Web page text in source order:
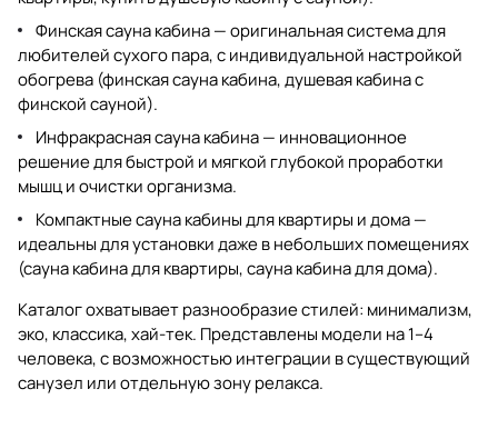
Финская сауна кабина — оригинальная система для
любителей сухого пара, с индивидуальной настройкой
обогрева (финская сауна кабина,душевая кабина с
финской сауной).
Инфракрасная сауна кабина — инновационное
решение для быстрой и мягкой глубокой проработки
мышц и очистки организма.
Компактные сауна кабины для квартиры и дома —
идеальны для установки даже в небольших помещениях
(сауна кабина для квартиры,сауна кабина для дома).
Каталог охватывает разнообразие стилей: минимализм,
эко, классика, хай-тек. Представлены модели на 1–4
человека, c возможностью интеграции в существующий
санузел или отдельную зону релакса.